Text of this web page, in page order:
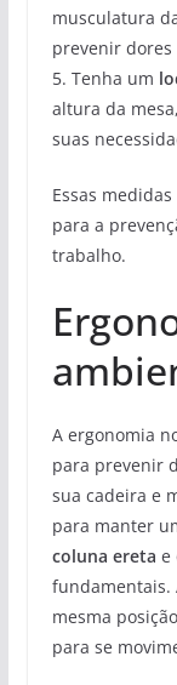
musculatura
prevenir dores
5. Tenha um
altura da
suas
Essas
para a
trabalho.
A ergonomia
para prevenir
sua cadeira e
para manter
coluna ereta e
fundamentais.
mesma
para se